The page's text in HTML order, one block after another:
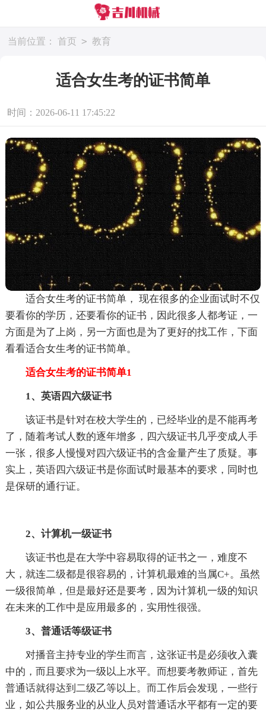
当前位置： 首页 > 教育
适合女生考的证书简单
时间：2026-06-11 17:45:22
适合女生考的证书简单， 现在很多的企业面试时不仅
要看你的学历，还要看你的证书，因此很多人都考证，一
方面是为了上岗，另一方面也是为了更好的找工作，下面
看看适合女生考的证书简单。
适合女生考的证书简单1
1、英语四六级证书
该证书是针对在校大学生的，已经毕业的是不能再考
了，随着考试人数的逐年增多，四六级证书几乎变成人手
一张，很多人慢慢对四六级证书的含金量产生了质疑。事
实上，英语四六级证书是你面试时最基本的要求，同时也
是保研的通行证。
2、计算机一级证书
该证书也是在大学中容易取得的证书之一，难度不
大，就连二级都是很容易的，计算机最难的当属C+。虽然
一级很简单，但是最好还是要考，因为计算机一级的知识
在未来的工作中是应用最多的，实用性很强。
3、普通话等级证书
对播音主持专业的学生而言，这张证书是必须收入囊
中的，而且要求为一级以上水平。而想要考教师证，首先
普通话就得达到二级乙等以上。而工作后会发现，一些行
业，如公共服务业的从业人员对普通话水平都有一定的要